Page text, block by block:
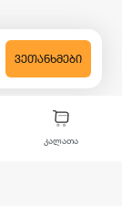
კალათა
ᲕᲔᲗᲐᲜᲮᲛᲔᲑᲘ